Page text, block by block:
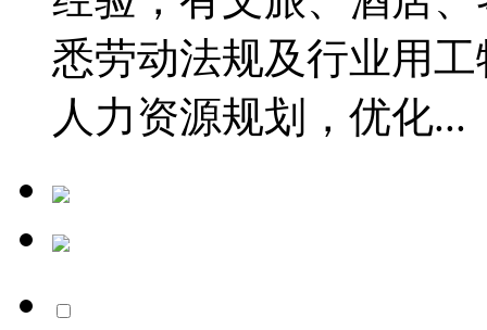
悉劳动法规及行业用
人力资源规划，优化...